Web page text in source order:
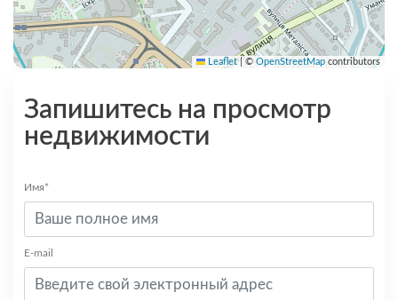
Leaflet |© OpenStreetMap contributors
Запишитесь на просмотр
недвижимости
Имя*
E-mail